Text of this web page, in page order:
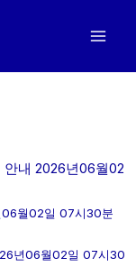
안내 2026년06월02
06월02일 07시30분
년06월02일 07시30